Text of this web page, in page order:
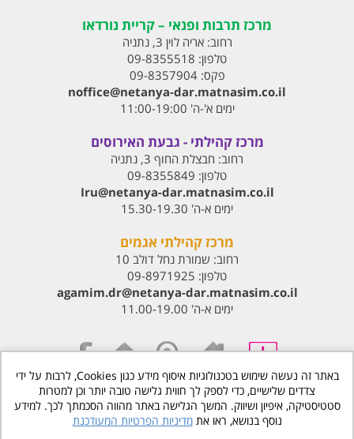
מרכז תרבות ופנאי – קריית נורדאו
רחוב:אריה לוין 3, נתניה
טלפון: 09-8355518
פקס:09-8357904
noffice@netanya-dar.matnasim.co.il
ימים א'-ה' 11:00-19:00
מרכז קהילתי - גבעת האירוסים
רחוב: חבצלת החוף 3, נתניה
טלפון: 09-8355849
Iru@netanya-dar.matnasim.co.il‏
ימים א-ה' 15.30-19.30
מרכז קהילתי אגמים
רחוב: שמורת נחל דולב 10
טלפון: 09-8971925
agamim.dr@netanya-dar.matnasim.co.il‏
ימים א-ה' 11.00-19.00
www.matnasdn.co.il
© כל הזכויות שמורות
הסדרי נגישות
באתר זה נעשה שימוש בטכנולוגיות איסוף מידע כגון Cookies, לרבות על ידי
צדדים שלישיים, כדי לספק לך חווית גלישה טובה יותר וכן למטרות
סטטיסטיקה, איפיון ושיווק. המשך הגלישה באתר מהווה הסכמתך לכך. למידע
נוסף בנושא, ראו אתמדיניות הפרטיות המעודכנת